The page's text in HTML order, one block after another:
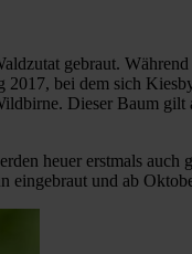
gebraut.
bei dem sich
Dieser Baum
heuer erstmals auch
und ab